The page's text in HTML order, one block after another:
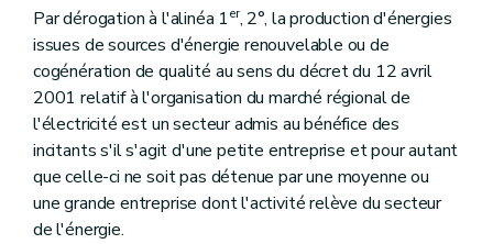
Par dérogation à l'alinéa 1er, 2°, la production d'énergies
issues de sources d'énergie renouvelable ou de
cogénération de qualité au sens du décret du 12 avril
2001 relatif à l'organisation du marché régional de
l'électricité est un secteur admis au bénéfice des
incitants s'il s'agit d'une petite entreprise et pour autant
que celle-ci ne soit pas détenue par une moyenne ou
une grande entreprise dont l'activité relève du secteur
de l'énergie.